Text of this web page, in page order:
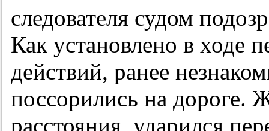
следователя судом
Как установлено в ходе
действий, ранее
поссорились на дороге.
расстояния, ударился